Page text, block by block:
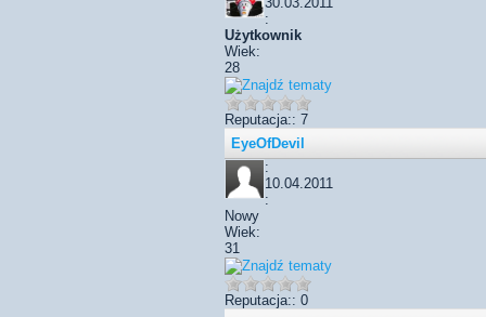
:
Użytkownik
Wiek:
28
Reputacja:: 7
EyeOfDevil
:
10.04.2011
:
Nowy
Wiek:
31
Reputacja:: 0